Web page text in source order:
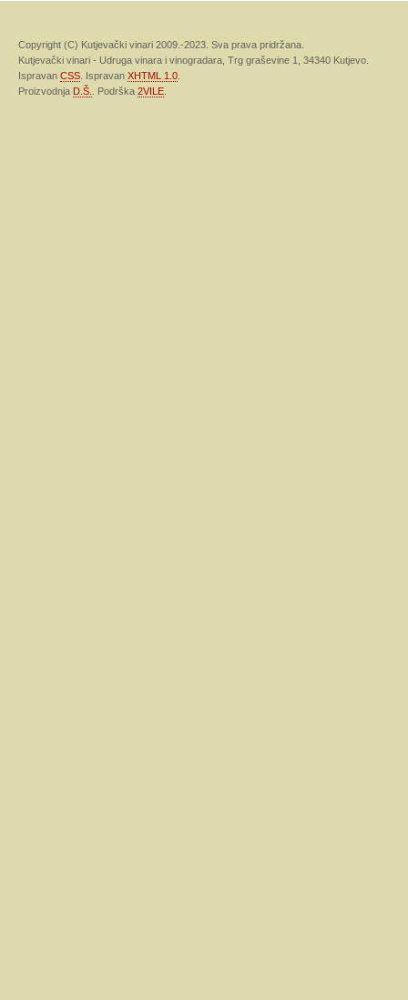
Copyright (C) Kutjevački vinari 2009.-2023. Sva prava pridržana.
Kutjevački vinari - Udruga vinara i vinogradara, Trg graševine 1, 34340 Kutjevo.
Ispravan CSS . Ispravan XHTML 1.0
Proizvodnja D.Š. . Podrška 2VILE